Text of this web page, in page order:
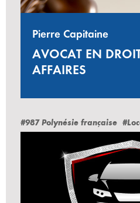
Pierre Capitaine
AVOCAT EN
AFFAIRES
#987 Polynésie française